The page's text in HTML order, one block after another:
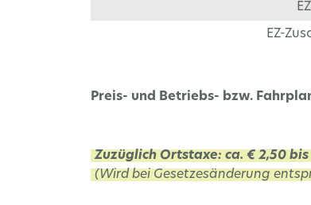
EZ-
Preis- und Betriebs- bzw.
Zuzüglich Ortstaxe: ca. € 2,50
(Wird bei Gesetzesänderung